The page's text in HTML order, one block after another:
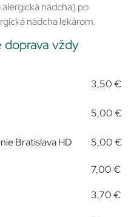
nádcha) po
nádcha lekárom.
vždy
3,50 €
5,00 €
Bratislava HD 5,00 €
7,00 €
3,70 €